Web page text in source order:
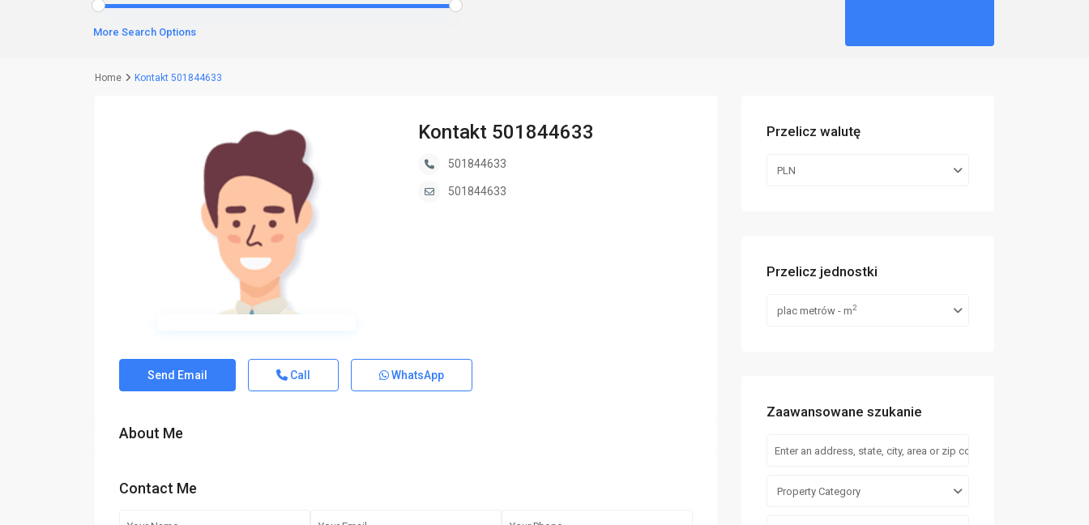
More Search Options
Home Kontakt 501844633
Kontakt 501844633
501844633
501844633
Send Email Call WhatsApp
About Me
Contact Me
Przelicz walutę
PLN
Przelicz jednostki
plac metrów - m2
Zaawansowane szukanie
Property Category